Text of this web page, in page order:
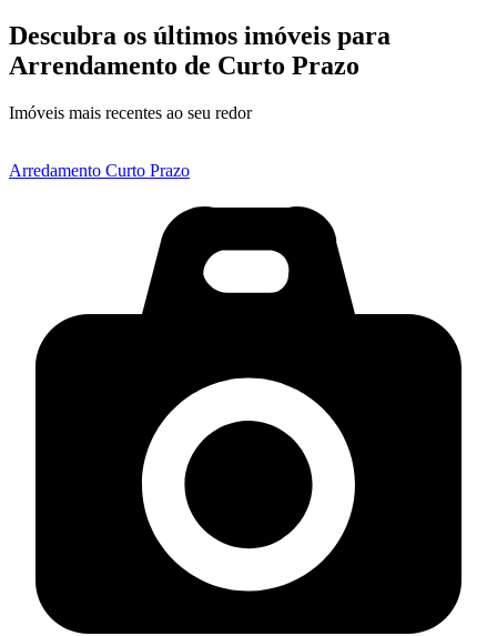
Descubra os últimos imóveis para
Arrendamento de Curto Prazo
Imóveis mais recentes ao seu redor
Arredamento Curto Prazo